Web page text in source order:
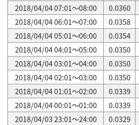
2018/04/04 07:01～08:00
0.0360
2018/04/04 06:01～07:00
0.0358
2018/04/04 05:01～06:00
0.0354
2018/04/04 04:01～05:00
0.0350
2018/04/04 03:01～04:00
0.0350
2018/04/04 02:01～03:00
0.0350
2018/04/04 01:01～02:00
0.0339
2018/04/04 00:01～01:00
0.0339
2018/04/03 23:01～24:00
0.0329